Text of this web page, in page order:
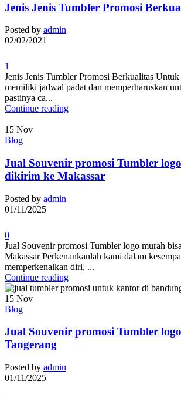
Jenis Jenis Tumbler Promosi
Posted by admin
02/02/2021
1
Jenis Jenis Tumbler Promosi Berkualitas
memiliki jadwal padat dan memperharuskan
pastinya ca...
Continue reading
15 Nov
Blog
Jual Souvenir promosi Tumbler
dikirim ke Makassar
Posted by admin
01/11/2025
0
Jual Souvenir promosi Tumbler logo murah
Makassar Perkenankanlah kami dalam
memperkenalkan diri, ...
Continue reading
15 Nov
Blog
Jual Souvenir promosi Tumbler
Tangerang
Posted by admin
01/11/2025